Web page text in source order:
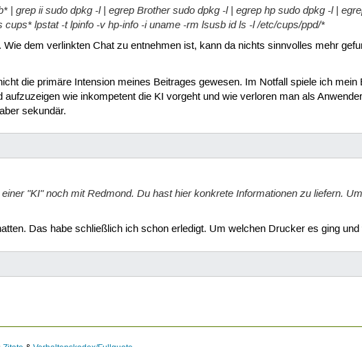
| grep ii sudo dpkg -l | egrep Brother sudo dpkg -l | egrep hp sudo dpkg -l |
lpstat -t lpinfo -v hp-info -i uname -rm lsusb id ls -l /etc/cups/ppd/*
dem verlinkten Chat zu entnehmen ist, kann da nichts sinnvolles mehr
die primäre Intension meines Beitrages gewesen. Im Notfall spiele ich mein
wie inkompetent die KI vorgeht und wie verloren man als
sekundär.
"KI" noch mit Redmond. Duhast hier konkrete Informationen zu liefern.
Das habe schließlich ich schon erledigt. Um welchen Drucker es ging